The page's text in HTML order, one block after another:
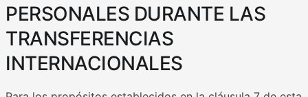
PERSONALES DURANTE LAS
TRANSFERENCIAS
INTERNACIONALES